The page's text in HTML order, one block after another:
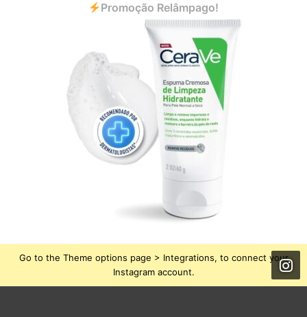
Promoção Relâmpago!
Go to the Theme options page > Integrations, to connect your
Instagram account.